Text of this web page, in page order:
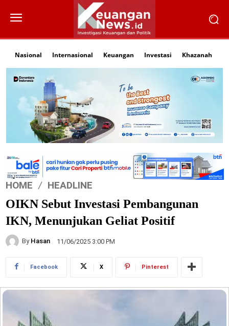
Nasional Internasional Keuangan Investasi Khazanah
HOME HEADLINE
OIKN Sebut Investasi Pembangunan
IKN, Menunjukan Geliat Positif
By Hasan 11/06/2025 3:00 PM
Facebook X Pinterest